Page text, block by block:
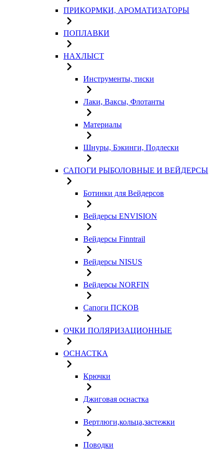
ПРИКОРМКИ, АРОМАТИЗАТОРЫ
ПОПЛАВКИ
НАХЛЫСТ
Инструменты, тиски
Лаки, Ваксы, Флотанты
Материалы
Шнуры, Бэкинги, Подлески
САПОГИ РЫБОЛОВНЫЕ И ВЕЙДЕРСЫ
Ботинки для Вейдерсов
Вейдерсы ENVISION
Вейдерсы Finntrail
Вейдерсы NISUS
Вейдерсы NORFIN
Сапоги ПСКОВ
ОЧКИ ПОЛЯРИЗАЦИОННЫЕ
ОСНАСТКА
Крючки
Джиговая оснастка
Вертлюги,кольца,застежки
Поводки